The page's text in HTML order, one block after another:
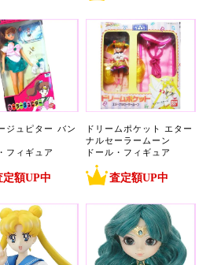
ジュピター バン
フィギュア
定額UP中
ドリームポケット エター
ナルセーラームーン
ドール・フィギュア
査定額UP中